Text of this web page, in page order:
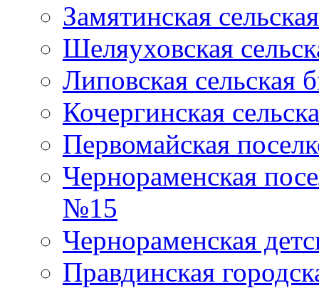
Замятинская
Шеляуховская
Липовская сельская
Кочергинская
Первомайская
Чернораменская
№15
Чернораменская
Правдинская